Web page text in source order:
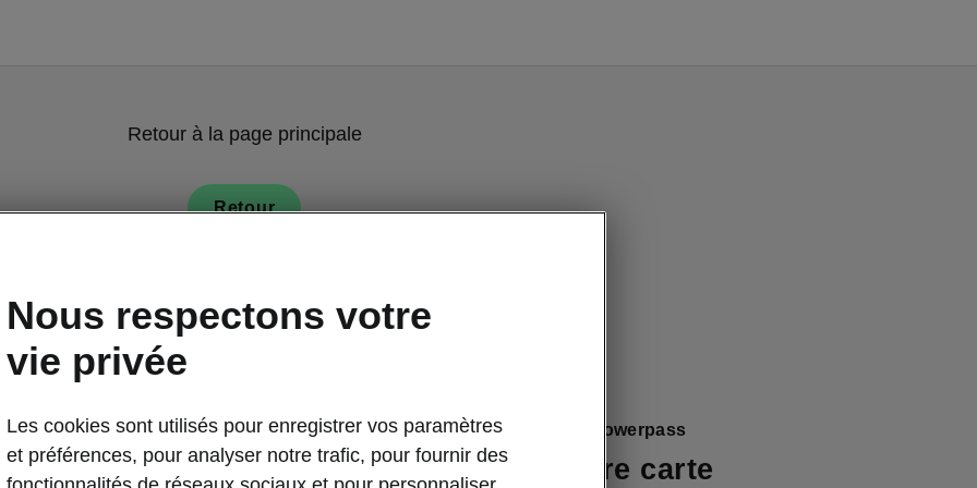
Retour à la page principale
Retour
Activation de l’application Powerpass
Commandez votre carte
Nous respectons votre
vie privée
Les cookies sont utilisés pour enregistrer vos paramètres
et préférences, pour analyser notre trafic, pour fournir des